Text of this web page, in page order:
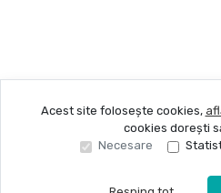
Acest site folosește cookies,
cookies dorești
Necesare